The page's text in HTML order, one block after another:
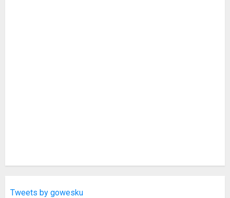
Tweets by gowesku